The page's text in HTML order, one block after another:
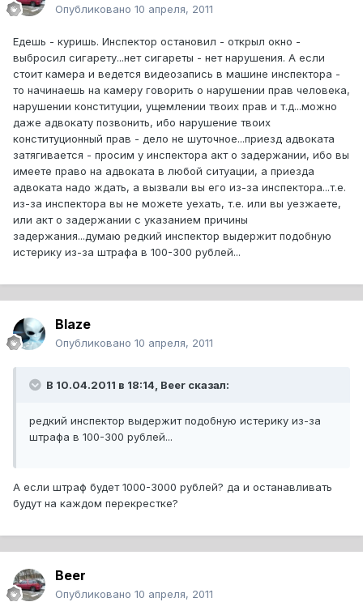
Опубликовано 10 апреля, 2011
Едешь - куришь. Инспектор остановил - открыл окно -
выбросил сигарету...нет сигареты - нет нарушения. А если
стоит камера и ведется видеозапись в машине инспектора -
то начинаешь на камеру говорить о нарушении прав человека,
нарушении конституции, ущемлении твоих прав и т.д...можно
даже адвокату позвонить, ибо нарушение твоих
конституционный прав - дело не шуточное...приезд адвоката
затягивается - просим у инспектора акт о задержании, ибо вы
имеете право на адвоката в любой ситуации, а приезда
адвоката надо ждать, а вызвали вы его из-за инспектора...т.е.
из-за инспектора вы не можете уехать, т.е. или вы уезжаете,
или акт о задержании с указанием причины
задержания...думаю редкий инспектор выдержит подобную
истерику из-за штрафа в 100-300 рублей...
Blaze
Опубликовано 10 апреля, 2011
В 10.04.2011 в 18:14, Beer сказал:
редкий инспектор выдержит подобную истерику из-за
штрафа в 100-300 рублей...
А если штраф будет 1000-3000 рублей? да и останавливать
будут на каждом перекрестке?
Beer
Опубликовано 10 апреля, 2011